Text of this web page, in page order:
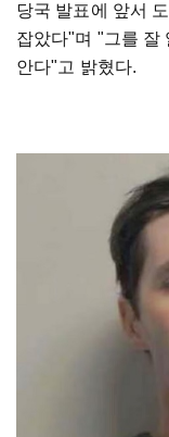
당국 발표에 앞서
잡았다"며 "그를 잘
안다"고 밝혔다.